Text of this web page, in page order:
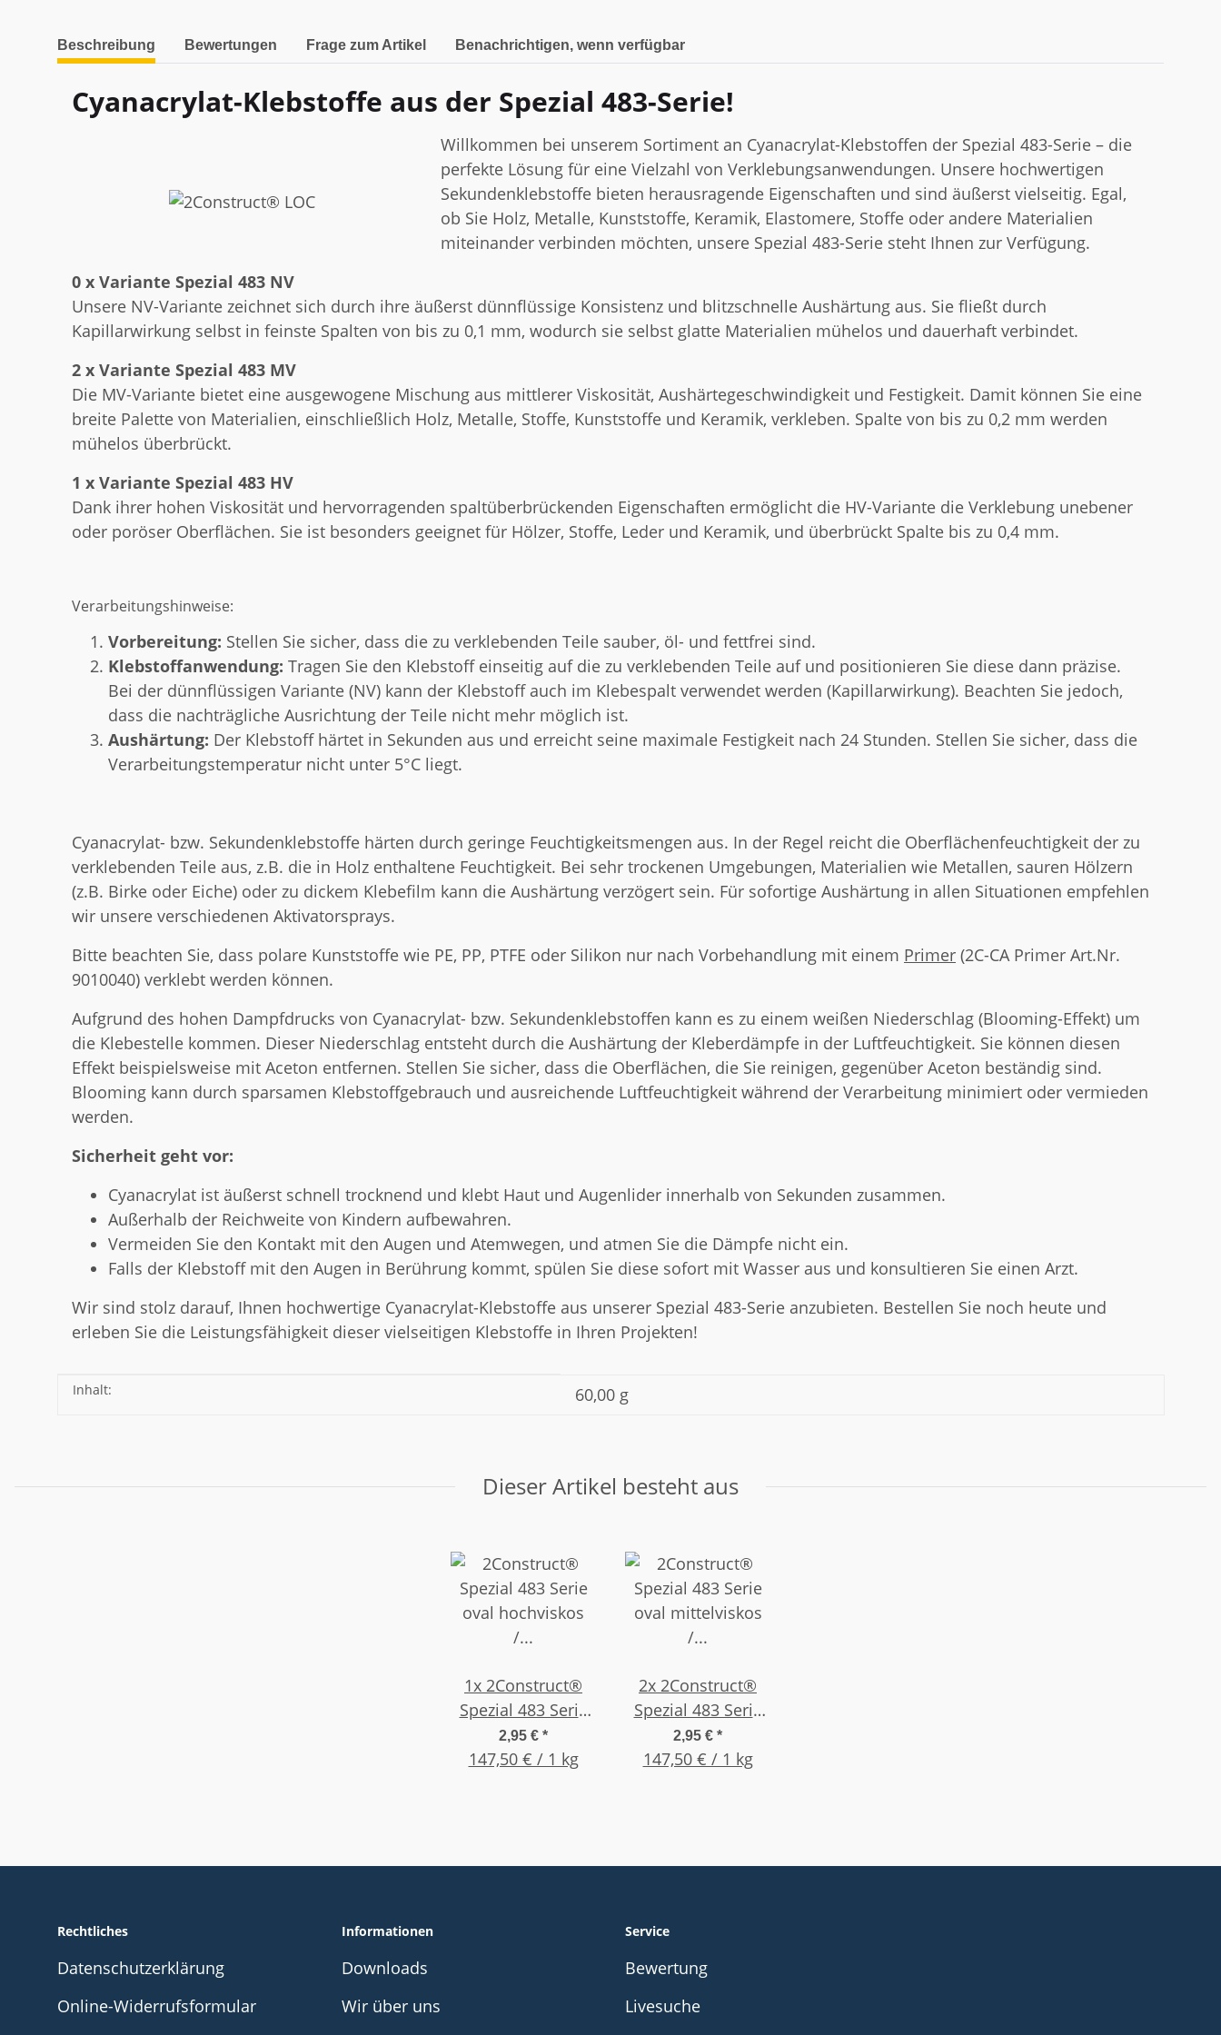
weitere Registerkarten anzeigen
Beschreibung Bewertungen Frage zum Artikel Benachrichtigen, wenn verfügbar
Cyanacrylat-Klebstoffe aus der Spezial 483-Serie!
Willkommen bei unserem Sortiment an Cyanacrylat-Klebstoffen der Spezial 483-Serie – die
perfekte Lösung für eine Vielzahl von Verklebungsanwendungen. Unsere hochwertigen
Sekundenklebstoffe bieten herausragende Eigenschaften und sind äußerst vielseitig. Egal,
ob Sie Holz, Metalle, Kunststoffe, Keramik, Elastomere, Stoffe oder andere Materialien
miteinander verbinden möchten, unsere Spezial 483-Serie steht Ihnen zur Verfügung.
0 x Variante Spezial 483 NV
Unsere NV-Variante zeichnet sich durch ihre äußerst dünnflüssige Konsistenz und blitzschnelle Aushärtung aus. Sie fließt durch
Kapillarwirkung selbst in feinste Spalten von bis zu 0,1 mm, wodurch sie selbst glatte Materialien mühelos und dauerhaft verbindet.
2 x Variante Spezial 483 MV
Die MV-Variante bietet eine ausgewogene Mischung aus mittlerer Viskosität, Aushärtegeschwindigkeit und Festigkeit. Damit können Sie eine
breite Palette von Materialien, einschließlich Holz, Metalle, Stoffe, Kunststoffe und Keramik, verkleben. Spalte von bis zu 0,2 mm werden
mühelos überbrückt.
1 x Variante Spezial 483 HV
Dank ihrer hohen Viskosität und hervorragenden spaltüberbrückenden Eigenschaften ermöglicht die HV-Variante die Verklebung unebener
oder poröser Oberflächen. Sie ist besonders geeignet für Hölzer, Stoffe, Leder und Keramik, und überbrückt Spalte bis zu 0,4 mm.
Verarbeitungshinweise:
Vorbereitung: Stellen Sie sicher, dass die zu verklebenden Teile sauber, öl- und fettfrei sind.
Klebstoffanwendung: Tragen Sie den Klebstoff einseitig auf die zu verklebenden Teile auf und positionieren Sie diese dann präzise.
Bei der dünnflüssigen Variante (NV) kann der Klebstoff auch im Klebespalt verwendet werden (Kapillarwirkung). Beachten Sie jedoch,
dass die nachträgliche Ausrichtung der Teile nicht mehr möglich ist.
Aushärtung: Der Klebstoff härtet in Sekunden aus und erreicht seine maximale Festigkeit nach 24 Stunden. Stellen Sie sicher, dass die
Verarbeitungstemperatur nicht unter 5°C liegt.
Cyanacrylat- bzw. Sekundenklebstoffe härten durch geringe Feuchtigkeitsmengen aus. In der Regel reicht die Oberflächenfeuchtigkeit der zu
verklebenden Teile aus, z.B. die in Holz enthaltene Feuchtigkeit. Bei sehr trockenen Umgebungen, Materialien wie Metallen, sauren Hölzern
(z.B. Birke oder Eiche) oder zu dickem Klebefilm kann die Aushärtung verzögert sein. Für sofortige Aushärtung in allen Situationen empfehlen
wir unsere verschiedenen Aktivatorsprays.
Bitte beachten Sie, dass polare Kunststoffe wie PE, PP, PTFE oder Silikon nur nach Vorbehandlung mit einem Primer (2C-CA Primer Art.Nr.
9010040) verklebt werden können.
Aufgrund des hohen Dampfdrucks von Cyanacrylat- bzw. Sekundenklebstoffen kann es zu einem weißen Niederschlag (Blooming-Effekt) um
die Klebestelle kommen. Dieser Niederschlag entsteht durch die Aushärtung der Kleberdämpfe in der Luftfeuchtigkeit. Sie können diesen
Effekt beispielsweise mit Aceton entfernen. Stellen Sie sicher, dass die Oberflächen, die Sie reinigen, gegenüber Aceton beständig sind.
Blooming kann durch sparsamen Klebstoffgebrauch und ausreichende Luftfeuchtigkeit während der Verarbeitung minimiert oder vermieden
werden.
Sicherheit geht vor:
Cyanacrylat ist äußerst schnell trocknend und klebt Haut und Augenlider innerhalb von Sekunden zusammen.
Außerhalb der Reichweite von Kindern aufbewahren.
Vermeiden Sie den Kontakt mit den Augen und Atemwegen, und atmen Sie die Dämpfe nicht ein.
Falls der Klebstoff mit den Augen in Berührung kommt, spülen Sie diese sofort mit Wasser aus und konsultieren Sie einen Arzt.
Wir sind stolz darauf, Ihnen hochwertige Cyanacrylat-Klebstoffe aus unserer Spezial 483-Serie anzubieten. Bestellen Sie noch heute und
erleben Sie die Leistungsfähigkeit dieser vielseitigen Klebstoffe in Ihren Projekten!
Produkteigenschaft
Wert
Inhalt: 60,00 g
Dieser Artikel besteht aus
1x 2Construct®
Spezial 483 Serie
oval hochviskos /
dickflüssig 20 g
2,95 € *
147,50 € / 1 kg
2x 2Construct®
Spezial 483 Serie
oval mittelviskos /
mittel 20 g Flasche
2,95 € *
147,50 € / 1 kg
Rechtliches
Datenschutzerklärung
Online-Widerrufsformular
Informationen
Downloads
Wir über uns
Service
Bewertung
Livesuche